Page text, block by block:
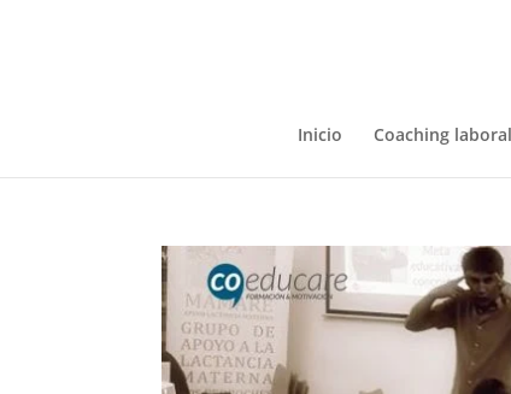
Inicio Coaching laboral